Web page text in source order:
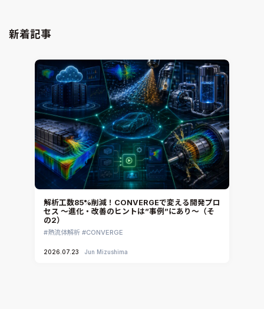
新着記事
解析工数85%削減！CONVERGEで変える開発プロ
セス ～進化・改善のヒントは”事例”にあり～（そ
の2）
熱流体解析 CONVERGE
2026.07.23 Jun Mizushima